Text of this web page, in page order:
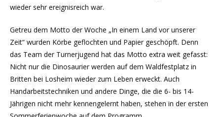
wieder sehr ereignisreich war.
Getreu dem Motto der Woche „In einem Land vor unserer
Zeit“ wurden Körbe geflochten und Papier geschöpft. Denn
das Team der Turnerjugend hat das Motto extra weit gefasst:
Nicht nur die Dinosaurier werden auf dem Waldfestplatz in
Britten bei Losheim wieder zum Leben erweckt. Auch
Handarbeitstechniken und andere Dinge, die die 6- bis 14-
Jährigen nicht mehr kennengelernt haben, stehen in der ersten